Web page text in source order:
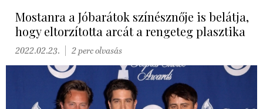
Mostanra a Jóbarátok színésznője is belátja,
hogy eltorzította arcát a rengeteg plasztika
2022.02.23. 2 perc olvasás